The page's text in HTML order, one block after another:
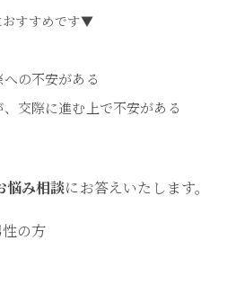
すすめです▼
の不安がある
交際に進む上で不安がある
悩み相談にお答えいたします。
の方